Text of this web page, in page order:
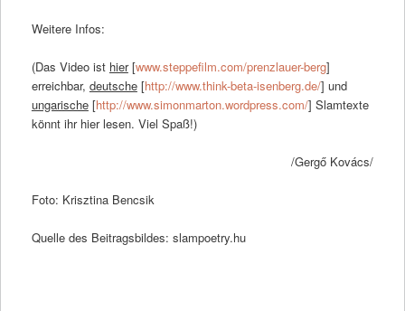
Weitere Infos:
(Das Video ist hier[www.steppefilm.com/prenzlauer-berg]
erreichbar, deutsche[http://www.think-beta-isenberg.de/] und
ungarische[http://www.simonmarton.wordpress.com/] Slamtexte
könnt ihr hier lesen. Viel Spaß!)
/Gergő Kovács/
Foto: Krisztina Bencsik
Quelle des Beitragsbildes: slampoetry.hu